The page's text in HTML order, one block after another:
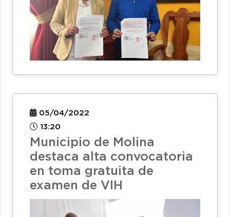
05/04/2022
13:20
Municipio de Molina
destaca alta convocatoria
en toma gratuita de
examen de VIH